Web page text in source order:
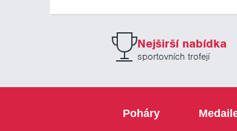
Nejširší nabídka
sportovních trofejí
Poháry